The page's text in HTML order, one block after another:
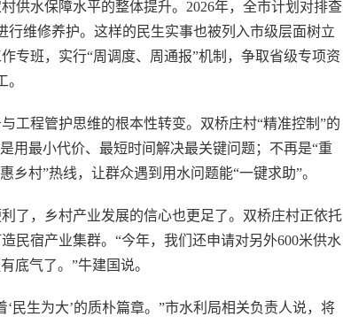
水保障水平的整体提升。2026年，全市计划对排查
维修养护。这样的民生实事也被列入市级层面树立
专班，实行“周调度、周通报”机制，争取省级专项资
程管护思维的根本性转变。双桥庄村“精准控制”的
最小代价、最短时间解决最关键问题；不再是“重
村”热线，让群众遇到用水问题能“一键求助”。
，乡村产业发展的信心也更足了。双桥庄村正依托
民宿产业集群。“今年，我们还申请对另外600米供水
底气了。”牛建国说。
生为大’的质朴篇章。”市水利局相关负责人说，将